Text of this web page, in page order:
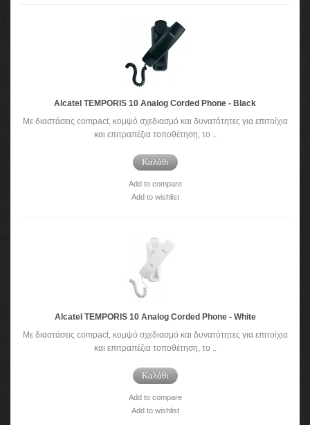
Alcatel TEMPORIS 10 Analog Corded Phone - Black
Με διαστάσεις compact, κομψό σχεδιασμό και δυνατότητες για επιτοίχια
και επιτραπέζια τοποθέτηση, το ..
Καλάθι
Add to compare
Add to wishlist
Alcatel TEMPORIS 10 Analog Corded Phone - White
Με διαστάσεις compact, κομψό σχεδιασμό και δυνατότητες για επιτοίχια
και επιτραπέζια τοποθέτηση, το ..
Καλάθι
Add to compare
Add to wishlist